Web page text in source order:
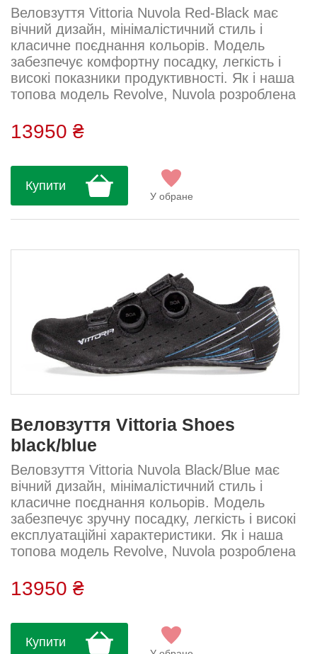
Веловзуття Vittoria Nuvola Red-Black має
вічний дизайн, мінімалістичний стиль і
класичне поєднання кольорів. Модель
забезпечує комфортну посадку, легкість і
високі показники продуктивності. Як і наша
топова модель Revolve, Nuvola розроблена
інноваційної посадки та відмінних
характеристик. Подвійний циферблат BOA
затягування. Карбонова підошва
Technology 2.0 забезпечує оптимальну
жорсткість для високих спортивних резу...
13950 ₴
Купити
У обране
Веловзуття Vittoria Shoes
black/blue
Веловзуття Vittoria Nuvola Black/Blue має
вічний дизайн, мінімалістичний стиль і
класичне поєднання кольорів. Модель
забезпечує зручну посадку, легкість і високі
експлуатаційні характеристики. Як і наша
топова модель Revolve, Nuvola розроблена
інноваційної та комфортної посадки.
Подвійний циферблат BOA Li2 гарантує
Карбонова підошва Technology 2.0
забезпечує оптимальну жорсткість для
13950 ₴
Купити